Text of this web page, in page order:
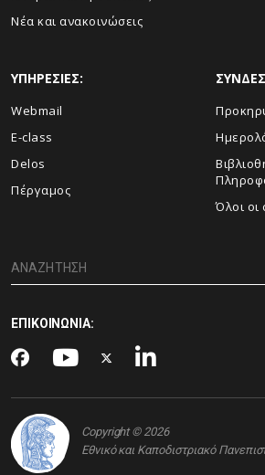
Νέα και ανακοινώσεις
ΥΠΗΡΕΣΙΕΣ:
Webmail
E-class
Delos
Πέργαμος
Όλοι οι
ΕΠΙΚΟΙΝΩΝΙΑ:
Copyright © 2026
Εθνικό και Καποδιστριακό